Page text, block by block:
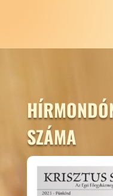
SZÁMA